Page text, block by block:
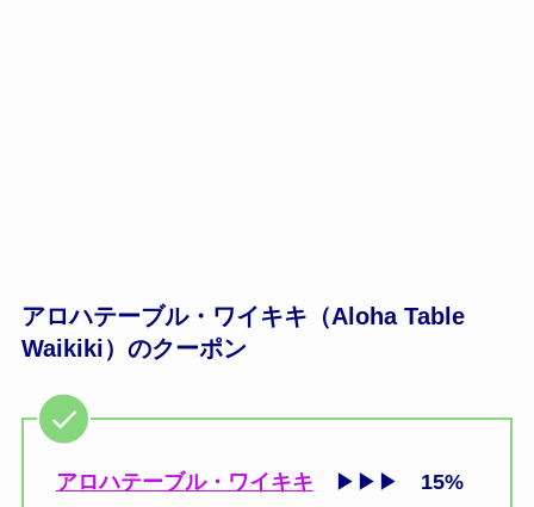
アロハテーブル・ワイキキ（Aloha Table
Waikiki）のクーポン
アロハテーブル・ワイキキ ▶▶▶ 15%